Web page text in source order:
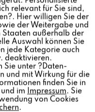
IM STEREO
SEHR GUT
Inaktiv
Inaktiv
relevant für Sie sind,
Hier willigen Sie der
der Weitergabe und
Staaten außerhalb der
Auswahl können Sie
jede Kategorie auch
deaktivieren.
Sie unter ?Daten-
und mit Wirkung für die
finden Sie in
und im Impressum. Sie
von Cookies
.